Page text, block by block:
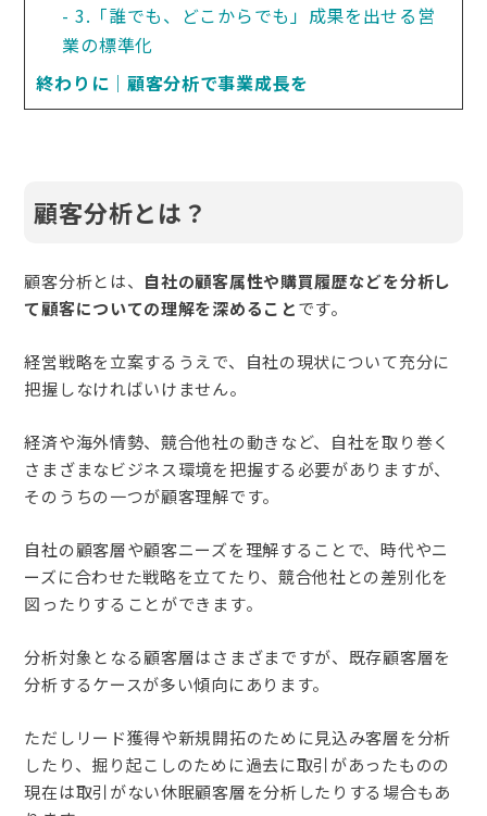
3.「誰でも、どこからでも」成果を出せる営
業の標準化
終わりに｜顧客分析で事業成長を
顧客分析とは？
顧客分析とは、 自社の顧客属性や購買履歴などを分析し
て顧客についての理解を深めることです。
経営戦略を立案するうえで、自社の現状について充分に
把握しなければいけません。
経済や海外情勢、競合他社の動きなど、自社を取り巻く
さまざまなビジネス環境を把握する必要がありますが、
そのうちの一つが顧客理解です。
自社の顧客層や顧客ニーズを理解することで、時代やニ
ーズに合わせた戦略を立てたり、競合他社との差別化を
図ったりすることができます。
分析対象となる顧客層はさまざまですが、既存顧客層を
分析するケースが多い傾向にあります。
ただしリード獲得や新規開拓のために見込み客層を分析
したり、掘り起こしのために過去に取引があったものの
現在は取引がない休眠顧客層を分析したりする場合もあ